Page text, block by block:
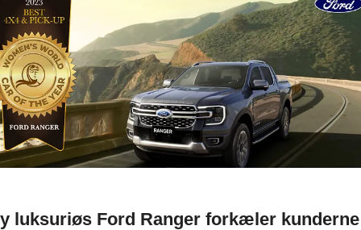
luksuriøs Ford Ranger forkæler kunderne